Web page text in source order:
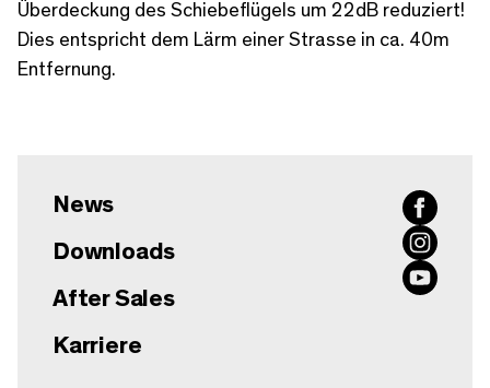
Überdeckung des Schiebeflügels um 22dB reduziert!
Dies entspricht dem Lärm einer Strasse in ca. 40m
Entfernung.
News
Downloads
After Sales
Karriere